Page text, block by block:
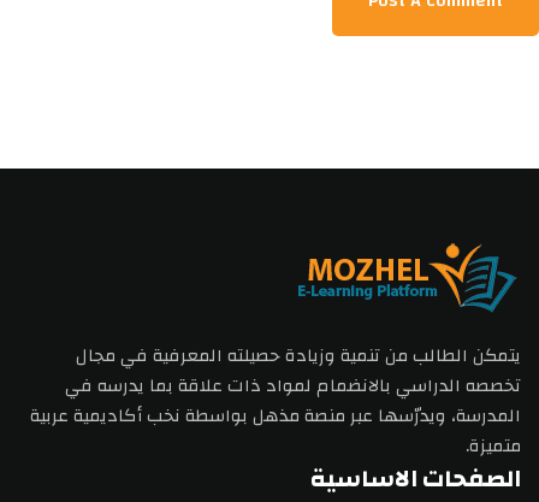
يتمكن الطالب من تنمية وزيادة حصيلته المعرفية في مجال
تخصصه الدراسي بالانضمام لمواد ذات علاقة بما يدرسه في
المدرسة، ويدرّسها عبر منصة مذهل بواسطة نخب أكاديمية عربية
متميزة.
الصفحات الاساسية